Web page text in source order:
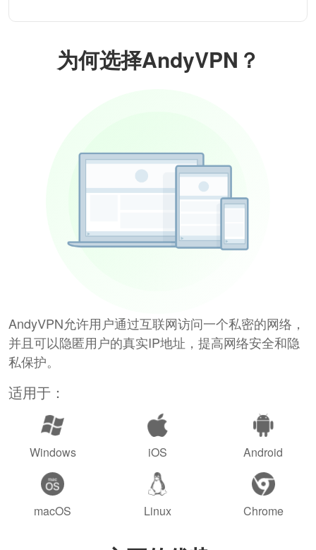
为何选择AndyVPN？
AndyVPN允许用户通过互联网访问一个私密的网络，
并且可以隐匿用户的真实IP地址，提高网络安全和隐
私保护。
适用于：
Windows iOS Android
macOS Linux Chrome